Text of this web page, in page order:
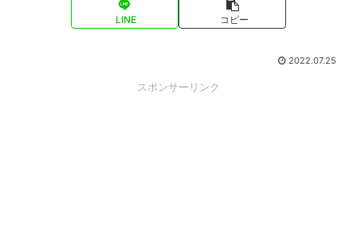
LINE コピー
2022.07.25
スポンサーリンク